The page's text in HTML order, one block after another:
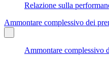
Relazione sulla
Ammontare complessivo dei
Ammontare complessivo